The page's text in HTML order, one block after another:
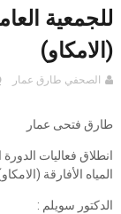
للجمعية
(الامكاو)
الصحفي طارق عمار
طارق فتحى عمار
انطلاق فعاليات
المياه الأفارقة
الدكتور سويلم :